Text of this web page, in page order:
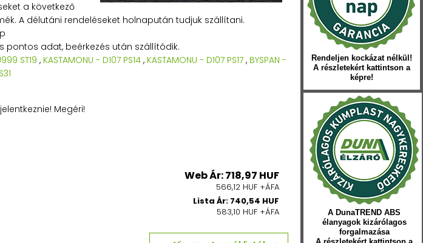
a következő
A délutáni rendeléseket holnapután tudjuk szállítani.
pontos adat, beérkezés után szállítódik.
ST19 , KASTAMONU - D107 PS14, KASTAMONU - D107 PS17, BYSPAN -
Megéri!
Web Ár: 718,97 HUF
566,12 HUF +ÁFA
Lista Ár: 740,54 HUF
583,10 HUF +ÁFA
Rendeljen kockázat nélkül!
A részletekért kattintson a
képre!
A DunaTREND ABS
élanyagok kizárólagos
forgalmazása